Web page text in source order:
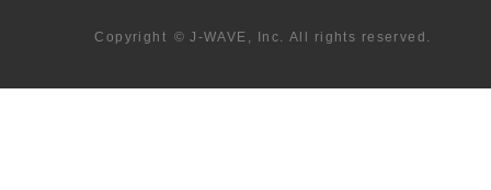
Copyright © J-WAVE, Inc. All rights reserved.